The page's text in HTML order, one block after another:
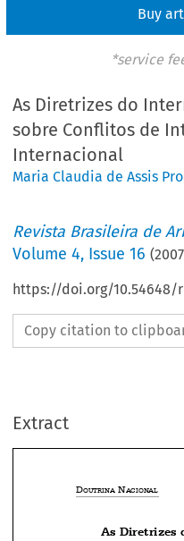
Buy
*service
As Diretrizes do
sobre Conflitos de
Internacional
Maria Claudia de Assis
Revista Brasileira de
Volume4, Issue 16 (2007
https://doi.org/10.54648/
Copy citation to
Extract
   
As Diretrizes
na